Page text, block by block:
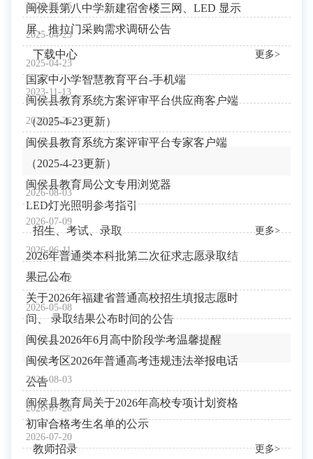
闽侯县第八中学新建宿舍楼三网、LED 显示
屏、推拉门采购需求调研公告
下载中心 更多>
2026-04-16
国家中小学智慧教育平台-手机端
2025-04-23
闽侯县教育系统方案评审平台供应商客户端
（2025-4-23更新）
2025-04-23
闽侯县教育系统方案评审平台专家客户端
（2025-4-23更新）
2023-11-13
闽侯县教育局公文专用浏览器
2022-07-26
LED灯光照明参考指引
招生、考试、录取 更多>
2026-08-03
2026年普通类本科批第二次征求志愿录取结
果已公布
2026-07-09
关于2026年福建省普通高校招生填报志愿时
间、 录取结果公布时间的公告
2026-06-11
闽侯县2026年6月高中阶段学考温馨提醒
2026-05-12
闽侯考区2026年普通高考违规违法举报电话
公告
2026-05-08
闽侯县教育局关于2026年高校专项计划资格
初审合格考生名单的公示
教师招录 更多>
2026-08-03
2026-07-28
2026-07-20